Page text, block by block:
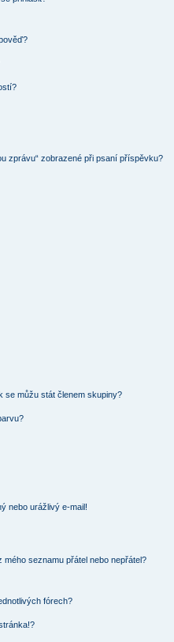
zprávu“ zobrazené při psaní příspěvku?
se můžu stát členem skupiny?
nebo urážlivý e-mail!
seznamu přátel nebo nepřátel?
fórech?